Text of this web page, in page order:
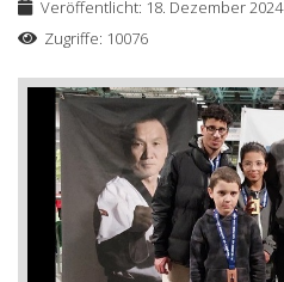
Veröffentlicht: 18. Dezember 2024
Zugriffe: 10076